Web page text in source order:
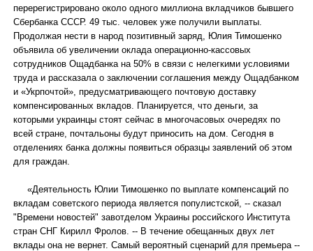
перерегистрировано около одного миллиона вкладчиков бывшего
Сбербанка СССР. 49 тыс. человек уже получили выплаты.
Продолжая нести в народ позитивный заряд, Юлия Тимошенко
объявила об увеличении оклада операционно-кассовых
сотрудников Ощадбанка на 50% в связи с нелегкими условиями
труда и рассказала о заключении соглашения между Ощадбанком
и «Укрпочтой», предусматривающего почтовую доставку
компенсированных вкладов. Планируется, что деньги, за
которыми украинцы стоят сейчас в многочасовых очередях по
всей стране, почтальоны будут приносить на дом. Сегодня в
отделениях банка должны появиться образцы заявлений об этом
для граждан.
«Деятельность Юлии Тимошенко по выплате компенсаций по
вкладам советского периода является популистской, -- сказал
"Времени новостей" завотделом Украины российского Института
стран СНГ Кирилл Фролов. -- В течение обещанных двух лет
вклады она не вернет. Самый вероятный сценарий для премьера --